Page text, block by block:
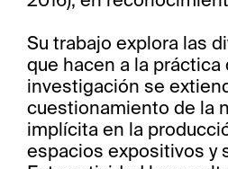
Su trabajo explora las
que hacen a la práctica
investigación se
cuestionamiento de la
implícita en la
espacios expositivos y